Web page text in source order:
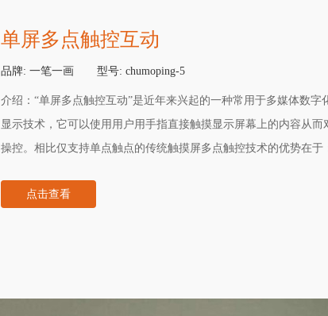
单屏多点触控互动
品牌: 一笔一画 型号: chumoping-5
介绍： “单屏多点触控互动”是近年来兴起的一种常用于多媒体数字
显示技术，它可以使用用户用手指直接触摸显示屏幕上的内容从而
操控。相比仅支持单点触点的传统触摸屏多点触控技术的优势在于
点击查看